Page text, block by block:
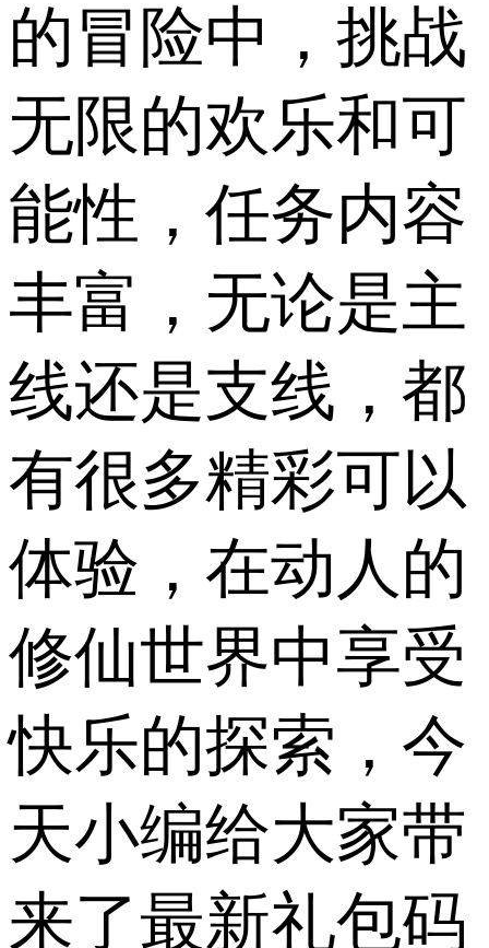
的冒险中，挑战
无限的欢乐和可
能性，任务内容
丰富，无论是主
线还是支线，都
有很多精彩可以
体验，在动人的
修仙世界中享受
快乐的探索，今
天小编给大家带
来了最新礼包码